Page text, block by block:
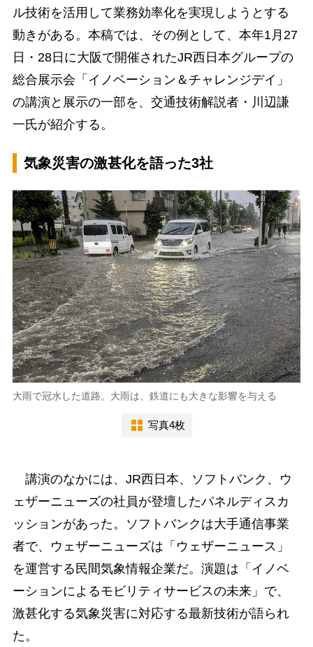
ル技術を活用して業務効率化を実現しようとする
動きがある。本稿では、その例として、本年1月27
日・28日に大阪で開催されたJR西日本グループの
総合展示会「イノベーション＆チャレンジデイ」
の講演と展示の一部を、交通技術解説者・川辺謙
一氏が紹介する。
気象災害の激甚化を語った3社
大雨で冠水した道路。大雨は、鉄道にも大きな影響を与える
写真4枚
講演のなかには、JR西日本、ソフトバンク、ウ
ェザーニューズの社員が登壇したパネルディスカ
ッションがあった。ソフトバンクは大手通信事業
者で、ウェザーニューズは「ウェザーニュース」
を運営する民間気象情報企業だ。演題は「イノベ
ーションによるモビリティサービスの未来」で、
激甚化する気象災害に対応する最新技術が語られ
た。